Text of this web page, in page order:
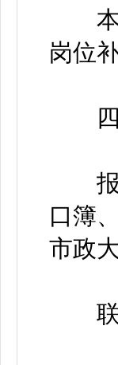
本
岗位
四
报
口簿
市政
联